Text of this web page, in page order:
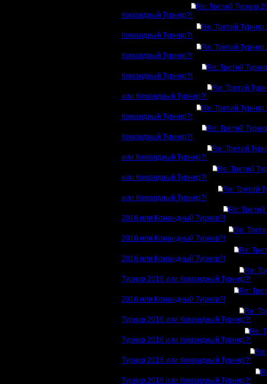
Re: Третий Турнир
Командный Турнир?!
Re: Третий
Командный Турнир?!
Re: Третий
Командный Турнир?!
Re: Третий
Командный Турнир?!
Re: Третий
или Командный Турнир?!
Re: Третий
Командный Турнир?!
Re: Третий
Командный Турнир?!
Re: Третий
или Командный Турнир?!
Re: Третий
или Командный Турнир?!
Re: Третий
или Командный Турнир?!
Re:
2016 или Командный Турнир?!
Re:
2016 или Командный Турнир?!
Re:
2016 или Командный Турнир?!
Re:
Турнир 2016 или Командный Турнир?!
Re:
2016 или Командный Турнир?!
Re:
Турнир 2016 или Командный Турнир?!
Re:
Турнир 2016 или Командный Турнир?!
Турнир 2016 или Командный Турнир?!
Турнир 2016 или Командный Турнир?!